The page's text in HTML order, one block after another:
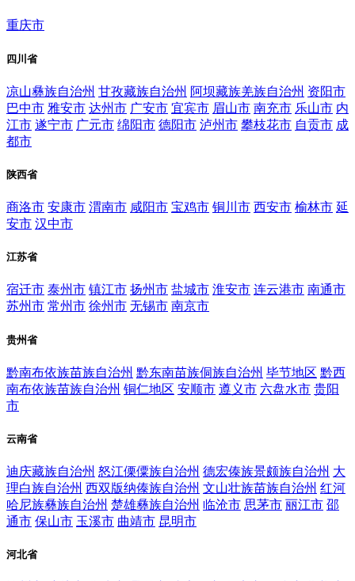
重庆市
四川省
凉山彝族自治州 甘孜藏族自治州 阿坝藏族羌族自治州 资阳市
巴中市 雅安市 达州市 广安市 宜宾市 眉山市 南充市 乐山市 内
江市 遂宁市 广元市 绵阳市 德阳市 泸州市 攀枝花市 自贡市 成
都市
陕西省
商洛市 安康市 渭南市 咸阳市 宝鸡市 铜川市 西安市 榆林市 延
安市 汉中市
江苏省
宿迁市 泰州市 镇江市 扬州市 盐城市 淮安市 连云港市 南通市
苏州市 常州市 徐州市 无锡市 南京市
贵州省
黔南布依族苗族自治州 黔东南苗族侗族自治州 毕节地区 黔西
南布依族苗族自治州 铜仁地区 安顺市 遵义市 六盘水市 贵阳
市
云南省
迪庆藏族自治州 怒江傈僳族自治州 德宏傣族景颇族自治州 大
理白族自治州 西双版纳傣族自治州 文山壮族苗族自治州 红河
哈尼族彝族自治州 楚雄彝族自治州 临沧市 思茅市 丽江市 邵
通市 保山市 玉溪市 曲靖市 昆明市
河北省